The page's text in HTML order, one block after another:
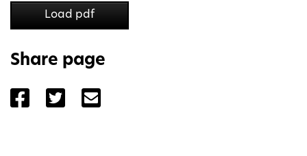
Load pdf
Share page
Share the page with Facebook
Share the page with Twitter